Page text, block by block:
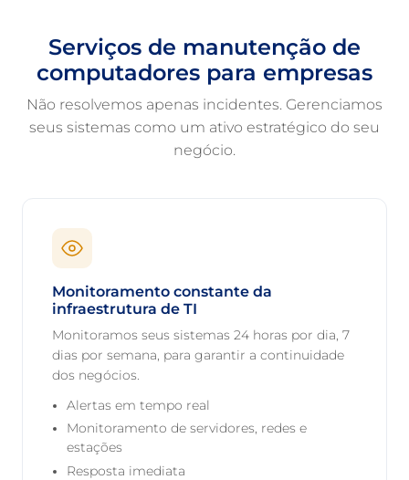
Serviços de manutenção de
computadores para empresas
Não resolvemos apenas incidentes. Gerenciamos
seus sistemas como um ativo estratégico do seu
negócio.
Monitoramento constante da
infraestrutura de TI
Monitoramos seus sistemas 24 horas por dia, 7
dias por semana, para garantir a continuidade
dos negócios.
Alertas em tempo real
Monitoramento de servidores, redes e
estações
Resposta imediata